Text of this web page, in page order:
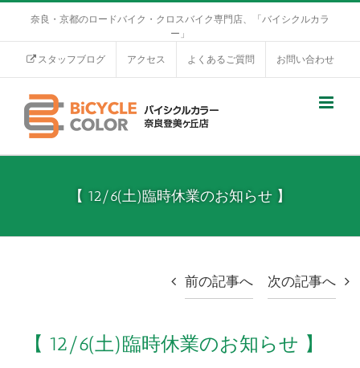
奈良・京都のロードバイク・クロスバイク専門店、「バイシクルカラ
ー」
スタッフブログ アクセス よくあるご質問 お問い合わせ
【 12/6(土)臨時休業のお知らせ 】
前の記事へ 次の記事へ
【 12/6(土)臨時休業のお知らせ 】